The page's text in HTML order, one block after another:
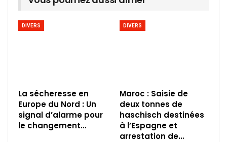
DIVERS
La sécheresse en
Europe du Nord : Un
signal d’alarme pour
le changement…
DIVERS
Maroc : Saisie de
deux tonnes de
haschisch destinées
à l’Espagne et
arrestation de…